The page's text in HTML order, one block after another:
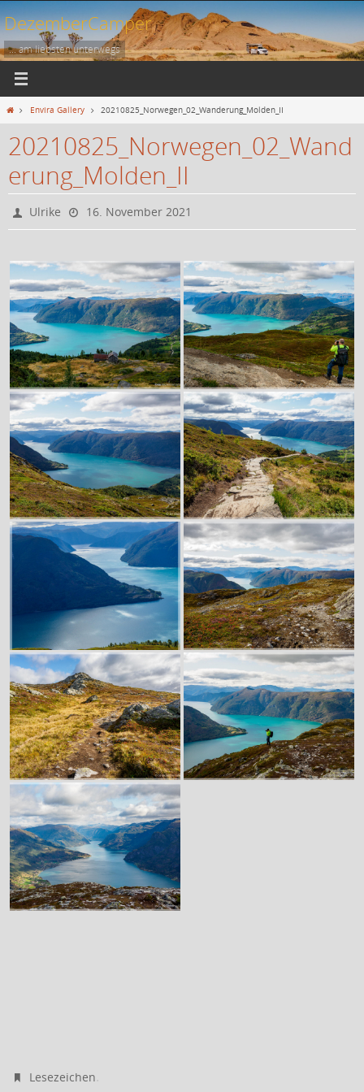
Zum
Inhalt
springen
DezemberCamper
... am liebsten unterwegs
StartEnvira Gallery 20210825_Norwegen_02_Wanderung_Molden_II
20210825_Norwegen_02_Wand
erung_Molden_II
Ulrike 16. November 2021
Lesezeichen.